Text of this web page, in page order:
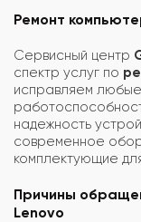
Ремонт
Сервисный центр
спектр услуг по
исправляем
надежность
современное
комплектующие
Причины
Lenovo